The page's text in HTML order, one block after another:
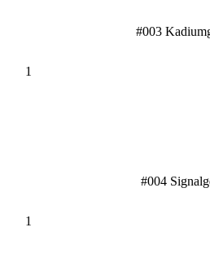
#003
#004